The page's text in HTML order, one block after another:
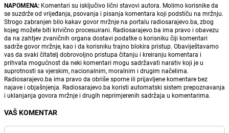
NAPOMENA: Komentari su isključivo lični stavovi autora. Molimo korisnike da
se suzdrže od vrijeđanja, psovanja i pisanja komentara koji podstiču na mržnju.
Strogo zabranjen bilo kakav govor mržnje na portalu radiosarajevo.ba, zbog
kojeg možete biti krivično procesuirani. Radiosarajevo.ba ima pravo i obavezu
da na zahtjev zvaničnih organa dostavi podatke o korisniku čiji komentari
sadrže govor mržnje, kao i da korisniku trajno blokira pristup. Obaviještavamo
vas da svaki čitatelj dobrovoljno pristupa čitanju i kreiranju komentara i
prihvata mogućnost da neki komentari mogu sadržavati narativ koji je u
suprotnosti sa vjerskim, nacionalnim, moralnim i drugim načelima.
Radiosarajevo.ba ima pravo da obriše sporne ili prijavljene komentare bez
najave i objašnjenja. Radiosarajevo.ba koristi automatski sistem prepoznavanja
i uklanjanja govora mržnje i drugih neprimjerenih sadržaja u komentarima.
VAŠ KOMENTAR